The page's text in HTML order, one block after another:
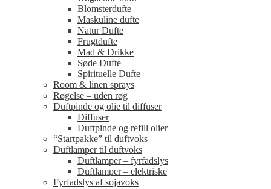
Blomsterdufte
Maskuline dufte
Natur Dufte
Frugtdufte
Mad & Drikke
Søde Dufte
Spirituelle Dufte
Room & linen sprays
Røgelse – uden røg
Duftpinde og olie til diffuser
Diffuser
Duftpinde og refill olier
“Startpakke” til duftvoks
Duftlamper til duftvoks
Duftlamper – fyrfadslys
Duftlamper – elektriske
Fyrfadslys af sojavoks